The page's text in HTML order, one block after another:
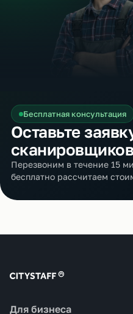
Бесплатная консультация
Оставьте
Перезвоним в течение 15
бесплатно рассчитаем
Для бизнеса